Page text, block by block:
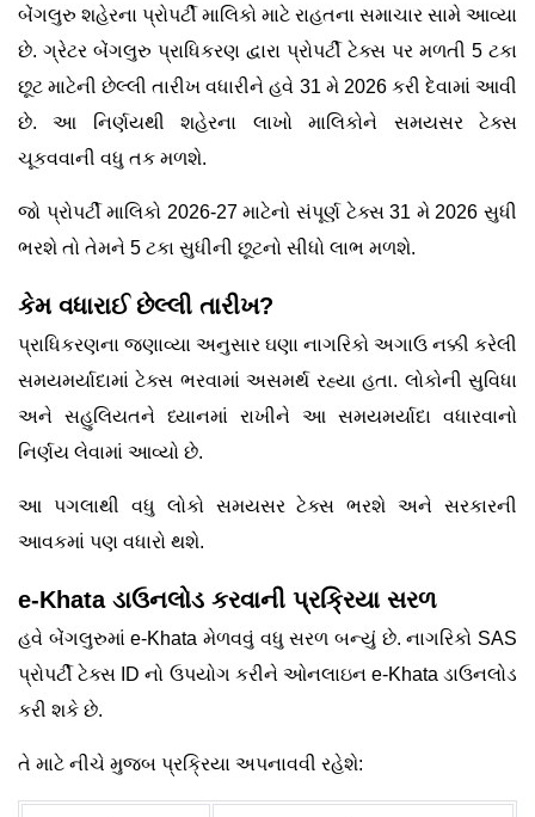
બેંગલુરુ શહેરના પ્રોપર્ટી માલિકો માટે રાહતના સમાચાર સામે આવ્યા
છે. ગ્રેટર બેંગલુરુ પ્રાધિકરણ દ્વારા પ્રોપર્ટી ટેક્સ પર મળતી 5 ટકા
છૂટ માટેની છેલ્લી તારીખ વધારીને હવે 31 મે 2026 કરી દેવામાં આવી
છે. આ નિર્ણયથી શહેરના લાખો માલિકોને સમયસર ટેક્સ
ચૂકવવાની વધુ તક મળશે.
જો પ્રોપર્ટી માલિકો 2026-27 માટેનો સંપૂર્ણ ટેક્સ 31 મે 2026 સુધી
ભરશે તો તેમને 5 ટકા સુધીની છૂટનો સીધો લાભ મળશે.
કેમ વધારાઈ છેલ્લી તારીખ?
પ્રાધિકરણના જણાવ્યા અનુસાર ઘણા નાગરિકો અગાઉ નક્કી કરેલી
સમયમર્યાદામાં ટેક્સ ભરવામાં અસમર્થ રહ્યા હતા. લોકોની સુવિધા
અને સહુલિયતને ધ્યાનમાં રાખીને આ સમયમર્યાદા વધારવાનો
નિર્ણય લેવામાં આવ્યો છે.
આ પગલાથી વધુ લોકો સમયસર ટેક્સ ભરશે અને સરકારની
આવકમાં પણ વધારો થશે.
e-Khata ડાઉનલોડ કરવાની પ્રક્રિયા સરળ
હવે બેંગલુરુમાં e-Khata મેળવવું વધુ સરળ બન્યું છે. નાગરિકો SAS
પ્રોપર્ટી ટેક્સ ID નો ઉપયોગ કરીને ઓનલાઇન e-Khata ડાઉનલોડ
કરી શકે છે.
તે માટે નીચે મુજબ પ્રક્રિયા અપનાવવી રહેશે: